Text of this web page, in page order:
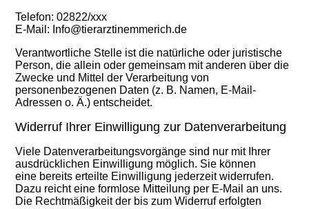
Telefon: 02822/xxx
E-Mail: Info@tierarztinemmerich.de
Verantwortliche Stelle ist die natürliche oder juristische
Person, die allein oder gemeinsam mit anderen über die
Zwecke und Mittel der Verarbeitung von
personenbezogenen Daten (z. B. Namen, E-Mail-
Adressen o. Ä.) entscheidet.
Widerruf Ihrer Einwilligung zur Datenverarbeitung
Viele Datenverarbeitungsvorgänge sind nur mit Ihrer
ausdrücklichen Einwilligung möglich. Sie können
eine bereits erteilte Einwilligung jederzeit widerrufen.
Dazu reicht eine formlose Mitteilung per E-Mail an uns.
Die Rechtmäßigkeit der bis zum Widerruf erfolgten